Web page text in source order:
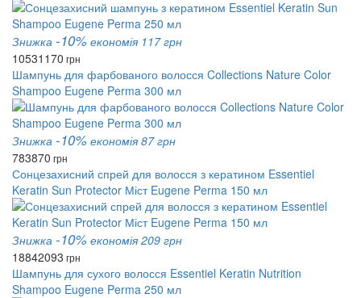
Знижка -10% економія 117 грн
10531170 грн
Шампунь для фарбованого волосся Collections Nature Color
Shampoo Eugene Perma 300 мл
Знижка -10% економія 87 грн
783870 грн
Сонцезахисний спрей для волосся з кератином Essentiel
Keratin Sun Protector Міст Eugene Perma 150 мл
Знижка -10% економія 209 грн
18842093 грн
Шампунь для сухого волосся Essentiel Keratin Nutrition
Shampoo Eugene Perma 250 мл